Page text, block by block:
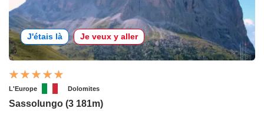
J'étais là Je veux y aller
L'Europe Dolomites
Sassolungo (3 181m)